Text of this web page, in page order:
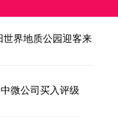
界地质公园迎客来
微公司买入评级